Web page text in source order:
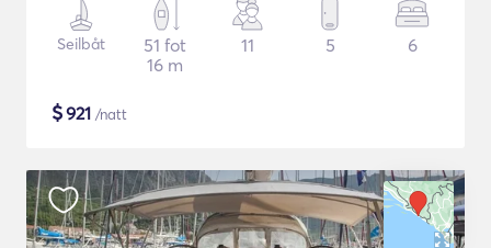
Seilbåt
51 fot
16 m
11 5 6
$921 /natt